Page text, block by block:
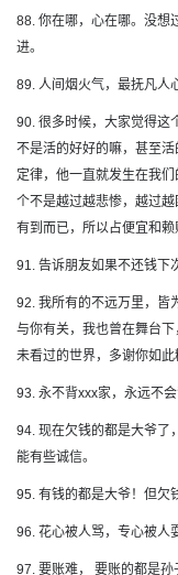
88. 你在哪，心在哪。没想
进。
89. 人间烟火气，最抚凡人
90. 很多时候，大家觉得这
不是活的好好的嘛，甚至
定律，他一直就发生在我
个不是越过越悲惨，越过
有到而已，所以占便宜和赖
91. 告诉朋友如果不还钱下
92. 我所有的不远万里，皆
与你有关，我也曾在舞台
未看过的世界，多谢你如
93. 永不背xxx家，永远不会
94. 现在欠钱的都是大爷了
能有些诚信。
95. 有钱的都是大爷！但欠
96. 花心被人骂，专心被人
97. 要账难， 要账的都是孙